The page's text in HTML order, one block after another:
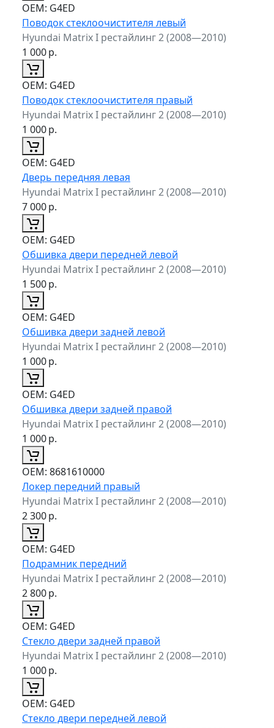
ОЕМ: G4ED
Поводок стеклоочистителя левый
Hyundai Matrix I рестайлинг 2 (2008—2010)
1 000р.
ОЕМ: G4ED
Поводок стеклоочистителя правый
Hyundai Matrix I рестайлинг 2 (2008—2010)
1 000р.
ОЕМ: G4ED
Дверь передняя левая
Hyundai Matrix I рестайлинг 2 (2008—2010)
7 000р.
ОЕМ: G4ED
Обшивка двери передней левой
Hyundai Matrix I рестайлинг 2 (2008—2010)
1 500р.
ОЕМ: G4ED
Обшивка двери задней левой
Hyundai Matrix I рестайлинг 2 (2008—2010)
1 000р.
ОЕМ: G4ED
Обшивка двери задней правой
Hyundai Matrix I рестайлинг 2 (2008—2010)
1 000р.
ОЕМ: 8681610000
Локер передний правый
Hyundai Matrix I рестайлинг 2 (2008—2010)
2 300р.
ОЕМ: G4ED
Подрамник передний
Hyundai Matrix I рестайлинг 2 (2008—2010)
2 800р.
ОЕМ: G4ED
Стекло двери задней правой
Hyundai Matrix I рестайлинг 2 (2008—2010)
1 000р.
ОЕМ: G4ED
Стекло двери передней левой